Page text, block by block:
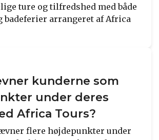
ture og tilfredshed med både
badeferier arrangeret af Africa
kunderne som
under deres
Africa Tours?
flere højdepunkter under